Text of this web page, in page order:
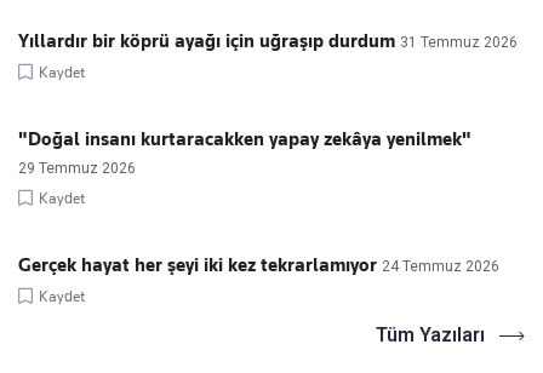
Yıllardır bir köprü ayağı için uğraşıp durdum 31 Temmuz 2026
Kaydet
"Doğal insanı kurtaracakken yapay zekâya yenilmek"
29 Temmuz 2026
Kaydet
Gerçek hayat her şeyi iki kez tekrarlamıyor 24 Temmuz 2026
Kaydet
Tüm Yazıları